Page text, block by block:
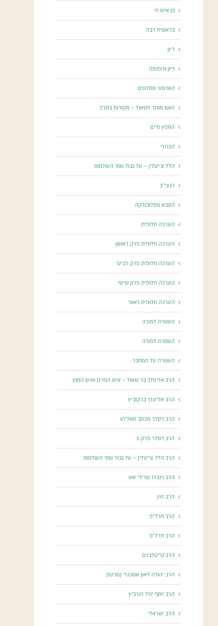
בן איש חי
בראשית רבה
דיון
דיון והפנמה
האדמור מסלונים
האם מותר לשאול – מקורות בתנ"ך
החפץ חיים
הכוזרי
הלל צייטלין – על גבול שתי העולמות
הנצי"ב
הסבא מסלובודקה
הערכה חלופית
הערכה חלופית פרק ראשון
הערכה חלופית פרק רביעי
הערכה חלופית פרק שישי
הערכה חלופית ראשי
העשרה למורה
העשרה למורה
העשרה על המחבר
הרב אלימלך בר שאול – איש הפנים ואיש החוץ
הרב אליעזר ברקוביץ
הרב דסלר מכתב מאליהו
הרב דסלר פרק 2
הרב הלל צייטלין – על גבול שתי העולמות
הרב וינברג שרידי אש
הרב זוין
הרב חרל"פ
הרב חרל"פ
הרב טייטלבוים
הרב יהודה לאון אשכנזי (מניטו)
הרב יוסף יוזל הורביץ
הרב ישראלי